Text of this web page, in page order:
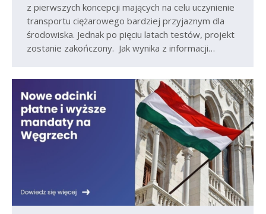
z pierwszych koncepcji mających na celu uczynienie
transportu ciężarowego bardziej przyjaznym dla
środowiska. Jednak po pięciu latach testów, projekt
zostanie zakończony. Jak wynika z informacji…